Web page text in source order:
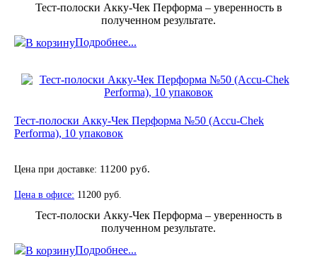
Тест-полоски Акку-Чек Перформа – уверенность в
полученном результате.
В корзинуПодробнее...
Тест-полоски Акку-Чек Перформа №50 (Accu-Chek
Performa), 10 упаковок
Цена при доставке: 11200 руб.
Цена в офисе: 11200 руб.
Тест-полоски Акку-Чек Перформа – уверенность в
полученном результате.
В корзинуПодробнее...